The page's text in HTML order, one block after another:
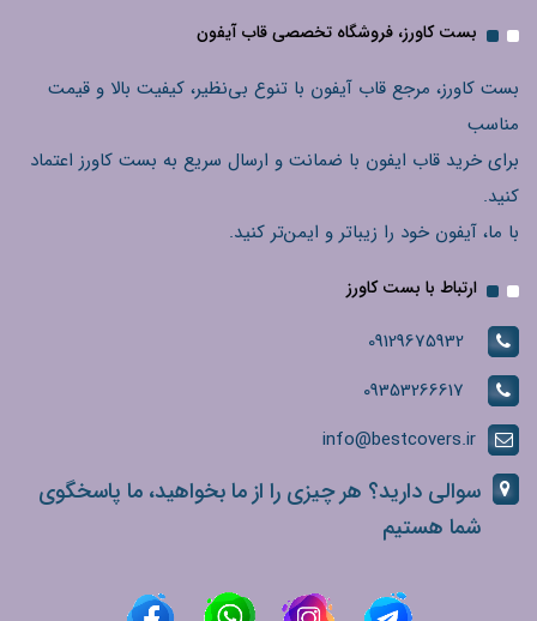
بست کاورز، فروشگاه تخصصی قاب آیفون
بست کاورز، مرجع قاب آیفون با تنوع بی‌نظیر، کیفیت بالا و قیمت
مناسب
برای خرید قاب ایفون با ضمانت و ارسال سریع به بست کاورز اعتماد
کنید.
با ما، آیفون خود را زیباتر و ایمن‌تر کنید.
ارتباط با بست کاورز
09129675932
09353266617
info@bestcovers.ir
سوالی دارید؟ هر چیزی را از ما بخواهید، ما پاسخگوی
شما هستیم